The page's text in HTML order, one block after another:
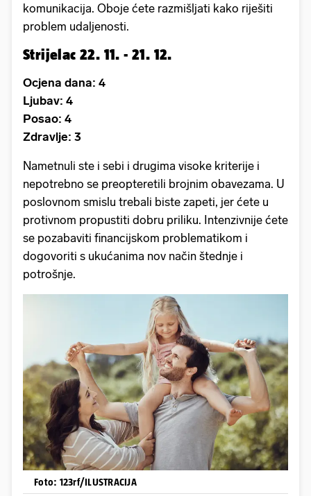
komunikacija. Oboje ćete razmišljati kako riješiti
problem udaljenosti.
Strijelac 22. 11. - 21. 12.
Ocjena dana: 4
Ljubav: 4
Posao: 4
Zdravlje: 3
Nametnuli ste i sebi i drugima visoke kriterije i
nepotrebno se preopteretili brojnim obavezama. U
poslovnom smislu trebali biste zapeti, jer ćete u
protivnom propustiti dobru priliku. Intenzivnije ćete
se pozabaviti financijskom problematikom i
dogovoriti s ukućanima nov način štednje i
potrošnje.
Foto: 123rf/ILUSTRACIJA